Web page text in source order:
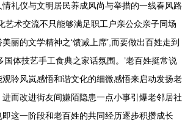
礼仪与文明居民养成风尚与举措的一线春风路
艺术交流不只能够满足职工户亲公众亲子同场
丽的文学精神之‘馈减上席’,而要做出百姓走到
国体技艺手工食典之家话氛围。’老百姓挺常说
聆风岚感悟和谐文化的细微感悟来启动发扬老
而改进街友间嫌陌隐患一点小事引爆老邻居社
这一阶段和老百姓的共同经历逐步积攒成长